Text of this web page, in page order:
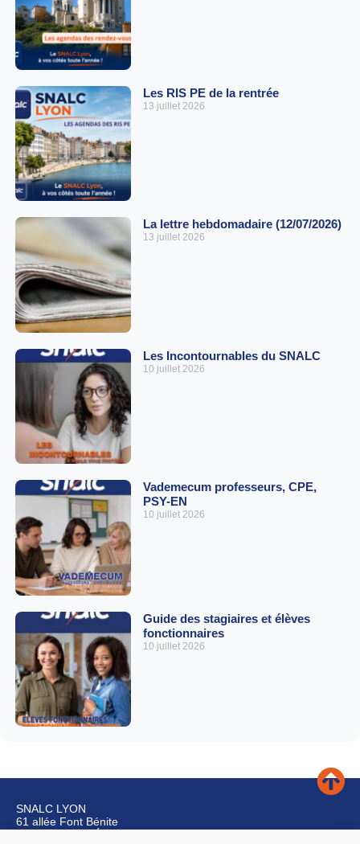
Les RIS PE de la rentrée
13 juillet 2026
La lettre hebdomadaire (12/07/2026)
13 juillet 2026
Les Incontournables du SNALC
10 juillet 2026
Vademecum professeurs, CPE,
PSY-EN
10 juillet 2026
Guide des stagiaires et élèves
fonctionnaires
10 juillet 2026
SNALC LYON
61 allée Font Bénite